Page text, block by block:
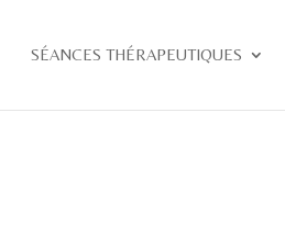
SÉANCES THÉRAPEUTIQUES